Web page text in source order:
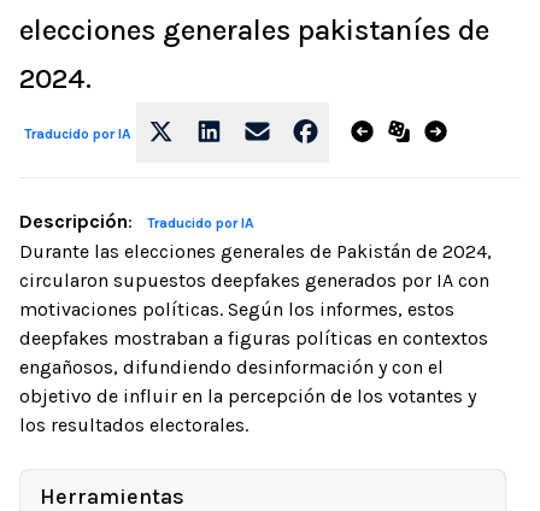
elecciones generales pakistaníes de
2024.
Traducido por IA
Descripción: Traducido por IA
Durante las elecciones generales de Pakistán de 2024,
circularon supuestos deepfakes generados por IA con
motivaciones políticas. Según los informes, estos
deepfakes mostraban a figuras políticas en contextos
engañosos, difundiendo desinformación y con el
objetivo de influir en la percepción de los votantes y
los resultados electorales.
Herramientas